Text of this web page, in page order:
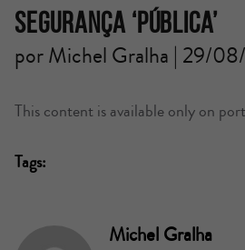
Segurança ‘pública’
por Michel Gralha | 29/
This content is available only on
Tags:
Michel Gralha